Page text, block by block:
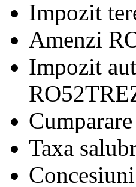
Impozit
Amenzi
Impozit
Taxa